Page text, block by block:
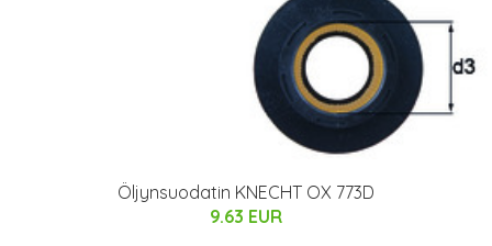
Öljynsuodatin KNECHT OX 773D
9.63 EUR